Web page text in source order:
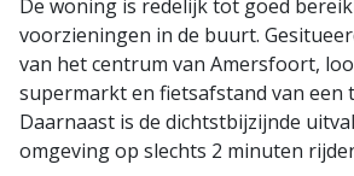
De woning is redelijk tot goed
voorzieningen in de buurt.
van het centrum van Amersfoort,
supermarkt en fietsafstand van een
Daarnaast is de dichtstbijzijnde
omgeving op slechts 2 minuten